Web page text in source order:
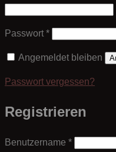
Passwort *Erforderlich
Angemeldet bleiben
Passwort vergessen?
Registrieren
Benutzername *Erforderlich